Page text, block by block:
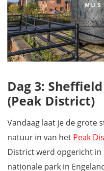
Dag 3:
(Peak District)
Vandaag laat je de grote
natuur in van het Peak
District werd opgericht in
nationale park in